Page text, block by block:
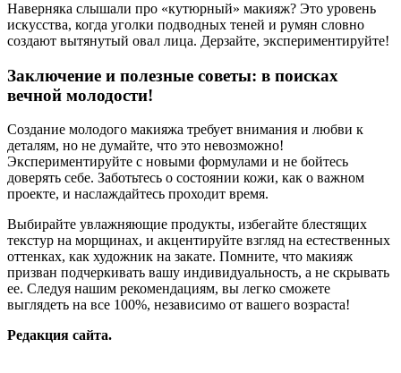
Наверняка слышали про «кутюрный» макияж? Это уровень
искусства, когда уголки подводных теней и румян словно
создают вытянутый овал лица. Дерзайте, экспериментируйте!
Заключение и полезные советы: в поисках
вечной молодости!
Создание молодого макияжа требует внимания и любви к
деталям, но не думайте, что это невозможно!
Экспериментируйте с новыми формулами и не бойтесь
доверять себе. Заботьтесь о состоянии кожи, как о важном
проекте, и наслаждайтесь проходит время.
Выбирайте увлажняющие продукты, избегайте блестящих
текстур на морщинах, и акцентируйте взгляд на естественных
оттенках, как художник на закате. Помните, что макияж
призван подчеркивать вашу индивидуальность, а не скрывать
ее. Следуя нашим рекомендациям, вы легко сможете
выглядеть на все 100%, независимо от вашего возраста!
Редакция сайта.